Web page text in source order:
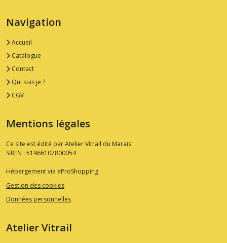
Navigation
Accueil
Catalogue
Contact
Qui suis je ?
CGV
Mentions légales
Ce site est édité par Atelier Vitrail du Marais.
SIREN : 51966107800054
Hébergement via eProShopping
Gestion des cookies
Données personnelles
Atelier Vitrail